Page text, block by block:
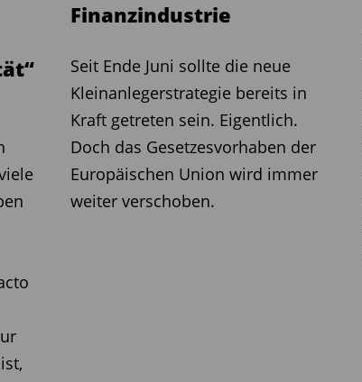
Finanzindustrie
Seit Ende Juni sollte die neue
Kleinanlegerstrategie bereits in
Kraft getreten sein. Eigentlich.
Doch das Gesetzesvorhaben der
Europäischen Union wird immer
weiter verschoben.